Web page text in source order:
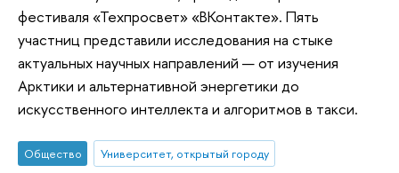
фестиваля «Техпросвет» «ВКонтакте». Пять
участниц представили исследования на стыке
актуальных научных направлений — от изучения
Арктики и альтернативной энергетики до
искусственного интеллекта и алгоритмов в такси.
Общество Университет, открытый городу